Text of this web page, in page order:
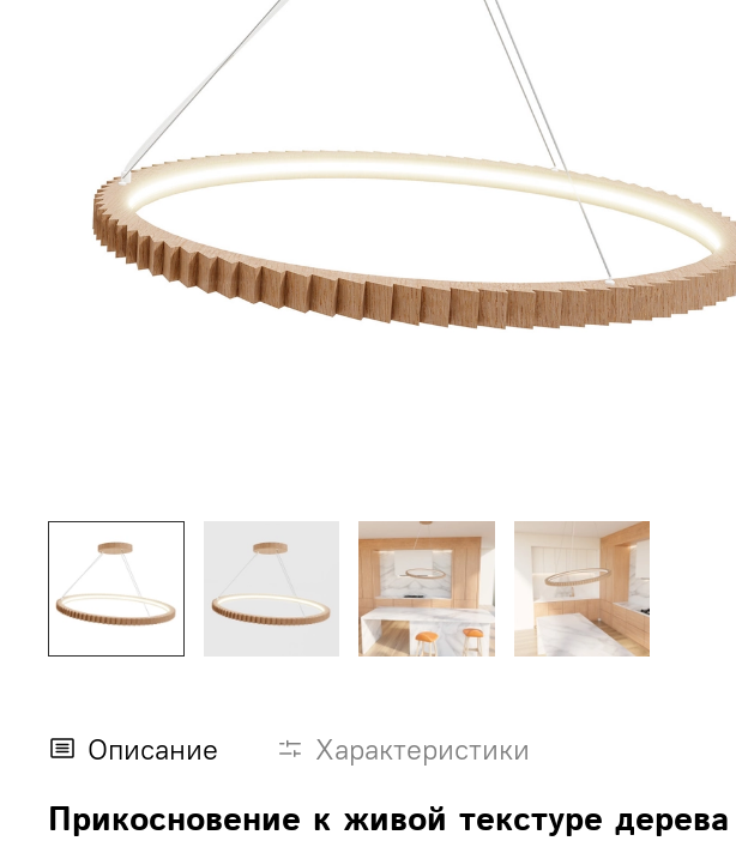
Описание Характеристики
Прикосновение к живой текстуре дерева